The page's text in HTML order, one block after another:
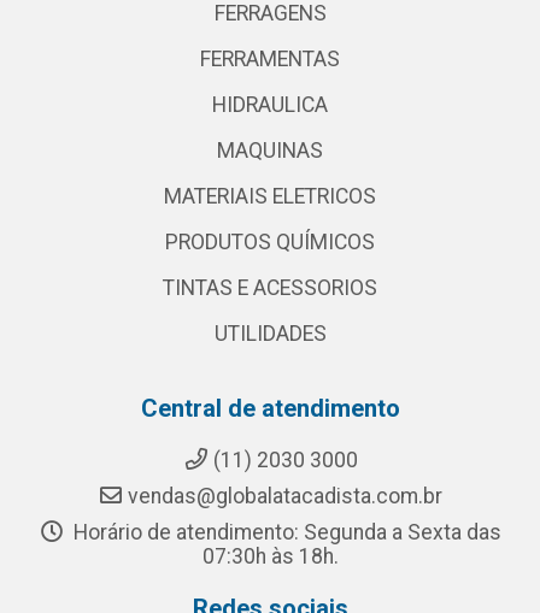
FERRAGENS
FERRAMENTAS
HIDRAULICA
MAQUINAS
MATERIAIS ELETRICOS
PRODUTOS QUÍMICOS
TINTAS E ACESSORIOS
UTILIDADES
Central de atendimento
(11) 2030 3000
vendas@globalatacadista.com.br
Horário de atendimento: Segunda a Sexta das
07:30h às 18h.